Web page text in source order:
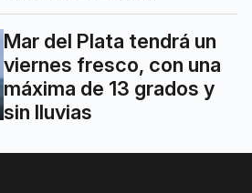
Mar del Plata tendrá un
viernes fresco, con una
máxima de 13 grados y
sin lluvias